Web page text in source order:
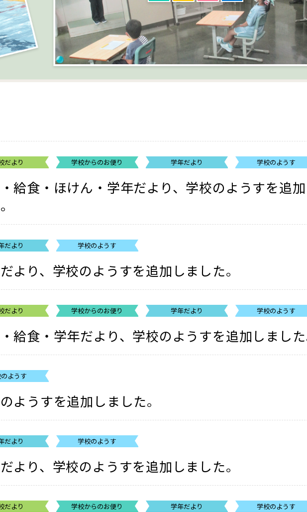
だより 学校からのお便り 学年だより 学校のようす
給食・ほけん・学年だより、学校のようすを追
だより 学校のようす
より、学校のようすを追加しました。
だより 学校からのお便り 学年だより 学校のようす
給食・学年だより、学校のようすを追加しまし
ようす
ようすを追加しました。
だより 学校のようす
より、学校のようすを追加しました。
だより 学校からのお便り 学年だより 学校のようす